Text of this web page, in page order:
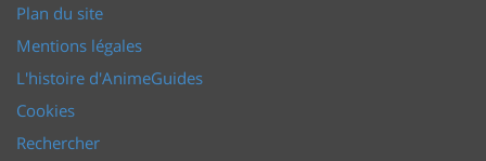
Plan du site
Mentions légales
L'histoire d'AnimeGuides
Cookies
Rechercher